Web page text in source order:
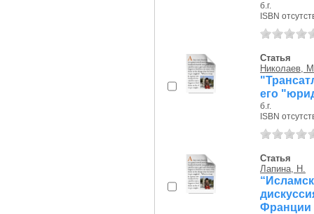
б.г.
ISBN
Статья
Николаев,
его
б.г.
ISBN
Статья
Лапина, Н.
Франции